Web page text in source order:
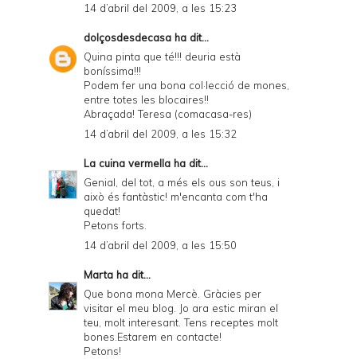
14 d’abril del 2009, a les 15:23
dolçosdesdecasa ha dit...
Quina pinta que té!!! deuria està
boníssima!!!
Podem fer una bona col·lecció de mones,
entre totes les blocaires!!
Abraçada! Teresa (comacasa-res)
14 d’abril del 2009, a les 15:32
La cuina vermella ha dit...
Genial, del tot, a més els ous son teus, i
això és fantàstic! m'encanta com t'ha
quedat!
Petons forts.
14 d’abril del 2009, a les 15:50
Marta ha dit...
Que bona mona Mercè. Gràcies per
visitar el meu blog. Jo ara estic miran el
teu, molt interesant. Tens receptes molt
bones.Estarem en contacte!
Petons!